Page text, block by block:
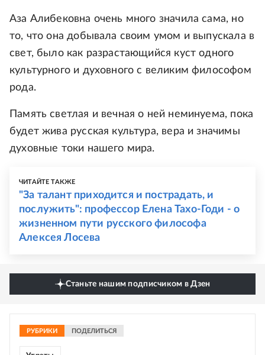
Аза Алибековна очень много значила сама, но
то, что она добывала своим умом и выпускала в
свет, было как разрастающийся куст одного
культурного и духовного с великим философом
рода.
Память светлая и вечная о ней неминуема, пока
будет жива русская культура, вера и значимы
духовные токи нашего мира.
ЧИТАЙТЕ ТАКЖЕ
"За талант приходится и пострадать, и
послужить": профессор Елена Тахо-Годи - о
жизненном пути русского философа
Алексея Лосева
Станьте нашим подписчиком в Дзен
РУБРИКИ ПОДЕЛИТЬСЯ